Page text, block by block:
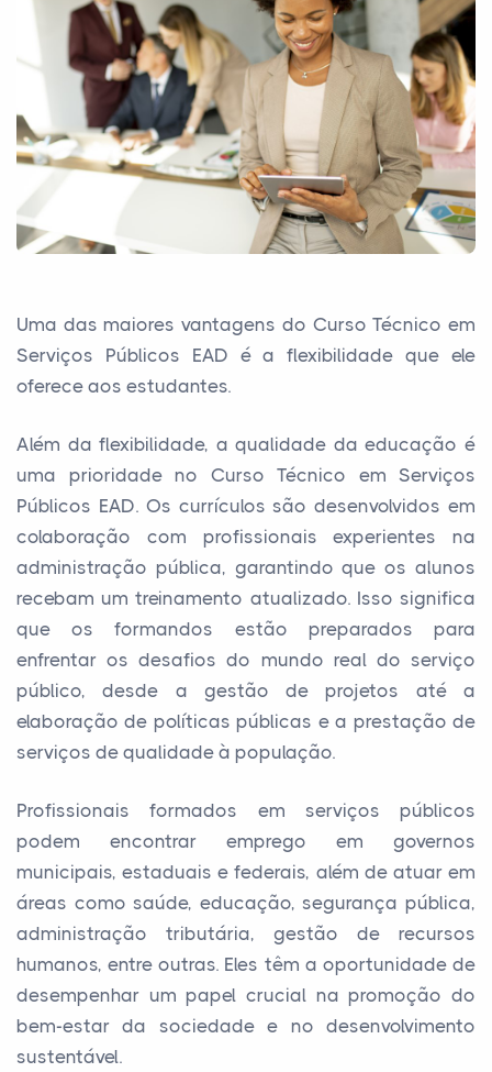
Uma das maiores vantagens do Curso Técnico em
Serviços Públicos EAD é a flexibilidade que ele
oferece aos estudantes.
Além da flexibilidade, a qualidade da educação é
uma prioridade no Curso Técnico em Serviços
Públicos EAD. Os currículos são desenvolvidos em
colaboração com profissionais experientes na
administração pública, garantindo que os alunos
recebam um treinamento atualizado. Isso significa
que os formandos estão preparados para
enfrentar os desafios do mundo real do serviço
público, desde a gestão de projetos até a
elaboração de políticas públicas e a prestação de
serviços de qualidade à população.
Profissionais formados em serviços públicos
podem encontrar emprego em governos
municipais, estaduais e federais, além de atuar em
áreas como saúde, educação, segurança pública,
administração tributária, gestão de recursos
humanos, entre outras. Eles têm a oportunidade de
desempenhar um papel crucial na promoção do
bem-estar da sociedade e no desenvolvimento
sustentável.